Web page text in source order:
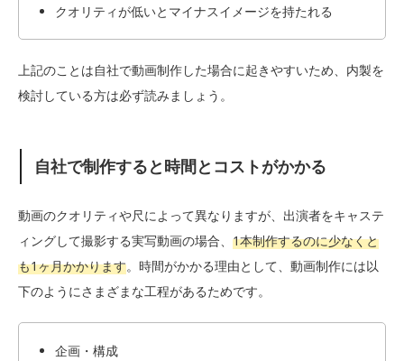
クオリティが低いとマイナスイメージを持たれる
上記のことは自社で動画制作した場合に起きやすいため、内製を
検討している方は必ず読みましょう。
自社で制作すると時間とコストがかかる
動画のクオリティや尺によって異なりますが、出演者をキャステ
ィングして撮影する実写動画の場合、 1本制作するのに少なくと
も1ヶ月かかります。時間がかかる理由として、動画制作には以
下のようにさまざまな工程があるためです。
企画・構成